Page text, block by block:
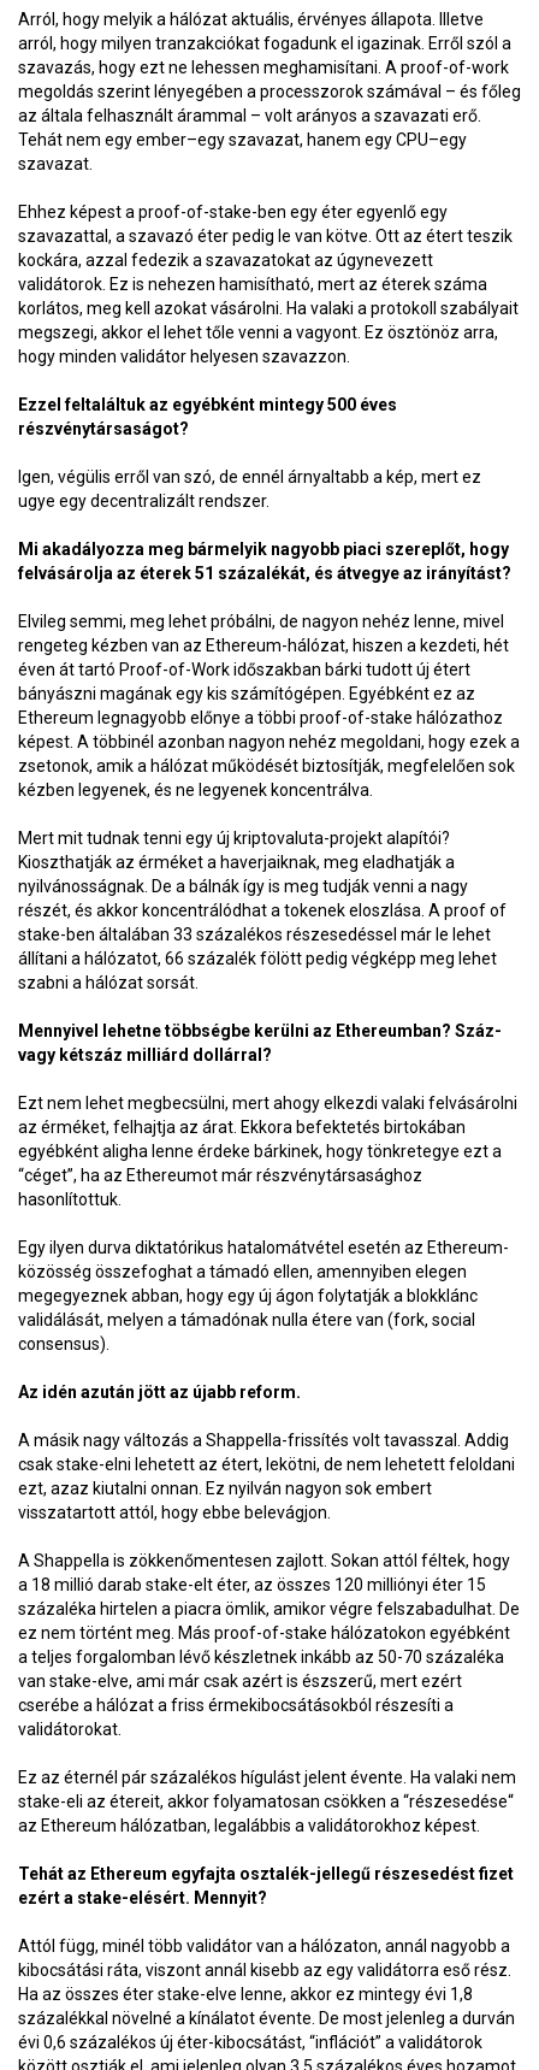
Arról, hogy melyik a hálózat aktuális, érvényes állapota. Illetve
arról, hogy milyen tranzakciókat fogadunk el igazinak. Erről szól a
szavazás, hogy ezt ne lehessen meghamisítani. A proof-of-work
megoldás szerint lényegében a processzorok számával – és főleg
az általa felhasznált árammal – volt arányos a szavazati erő.
Tehát nem egy ember–egy szavazat, hanem egy CPU–egy
szavazat.
Ehhez képest a proof-of-stake-ben egy éter egyenlő egy
szavazattal, a szavazó éter pedig le van kötve. Ott az étert teszik
kockára, azzal fedezik a szavazatokat az úgynevezett
validátorok. Ez is nehezen hamisítható, mert az éterek száma
korlátos, meg kell azokat vásárolni. Ha valaki a protokoll szabályait
megszegi, akkor el lehet tőle venni a vagyont. Ez ösztönöz arra,
hogy minden validátor helyesen szavazzon.
Ezzel feltaláltuk az egyébként mintegy 500 éves
részvénytársaságot?
Igen, végülis erről van szó, de ennél árnyaltabb a kép, mert ez
ugye egy decentralizált rendszer.
Mi akadályozza meg bármelyik nagyobb piaci szereplőt, hogy
felvásárolja az éterek 51 százalékát, és átvegye az irányítást?
Elvileg semmi, meg lehet próbálni, de nagyon nehéz lenne, mivel
rengeteg kézben van az Ethereum-hálózat, hiszen a kezdeti, hét
éven át tartó Proof-of-Work időszakban bárki tudott új étert
bányászni magának egy kis számítógépen. Egyébként ez az
Ethereum legnagyobb előnye a többi proof-of-stake hálózathoz
képest. A többinél azonban nagyon nehéz megoldani, hogy ezek a
zsetonok, amik a hálózat működését biztosítják, megfelelően sok
kézben legyenek, és ne legyenek koncentrálva.
Mert mit tudnak tenni egy új kriptovaluta-projekt alapítói?
Kioszthatják az érméket a haverjaiknak, meg eladhatják a
nyilvánosságnak. De a bálnák így is meg tudják venni a nagy
részét, és akkor koncentrálódhat a tokenek eloszlása. A proof of
stake-ben általában 33 százalékos részesedéssel már le lehet
állítani a hálózatot, 66 százalék fölött pedig végképp meg lehet
szabni a hálózat sorsát.
Mennyivel lehetne többségbe kerülni az Ethereumban? Száz-
vagy kétszáz milliárd dollárral?
Ezt nem lehet megbecsülni, mert ahogy elkezdi valaki felvásárolni
az érméket, felhajtja az árat. Ekkora befektetés birtokában
egyébként aligha lenne érdeke bárkinek, hogy tönkretegye ezt a
“céget”, ha az Ethereumot már részvénytársasághoz
hasonlítottuk.
Egy ilyen durva diktatórikus hatalomátvétel esetén az Ethereum-
közösség összefoghat a támadó ellen, amennyiben elegen
megegyeznek abban, hogy egy új ágon folytatják a blokklánc
validálását, melyen a támadónak nulla étere van (fork, social
consensus).
Az idén azután jött az újabb reform.
A másik nagy változás a Shappella-frissítés volt tavasszal. Addig
csak stake-elni lehetett az étert, lekötni, de nem lehetett feloldani
ezt, azaz kiutalni onnan. Ez nyilván nagyon sok embert
visszatartott attól, hogy ebbe belevágjon.
A Shappella is zökkenőmentesen zajlott. Sokan attól féltek, hogy
a 18 millió darab stake-elt éter, az összes 120 milliónyi éter 15
százaléka hirtelen a piacra ömlik, amikor végre felszabadulhat. De
ez nem történt meg. Más proof-of-stake hálózatokon egyébként
a teljes forgalomban lévő készletnek inkább az 50-70 százaléka
van stake-elve, ami már csak azért is észszerű, mert ezért
cserébe a hálózat a friss érmekibocsátásokból részesíti a
validátorokat.
Ez az éternél pár százalékos hígulást jelent évente. Ha valaki nem
stake-eli az étereit, akkor folyamatosan csökken a “részesedése“
az Ethereum hálózatban, legalábbis a validátorokhoz képest.
Tehát az Ethereum egyfajta osztalék-jellegű részesedést fizet
ezért a stake-elésért. Mennyit?
Attól függ, minél több validátor van a hálózaton, annál nagyobb a
kibocsátási ráta, viszont annál kisebb az egy validátorra eső rész.
Ha az összes éter stake-elve lenne, akkor ez mintegy évi 1,8
százalékkal növelné a kínálatot évente. De most jelenleg a durván
évi 0,6 százalékos új éter-kibocsátást, “inflációt” a validátorok